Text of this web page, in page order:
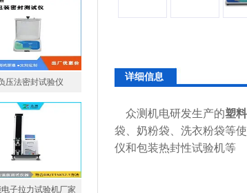
详细信息
众测机电研发生产的塑
袋、奶粉袋、洗衣粉袋等
仪和包装热封性试验机等